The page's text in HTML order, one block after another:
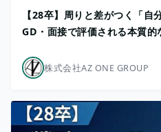
【28卒】周りと差がつく「自
GD・面接で評価される本質的
株式会社AZ ONE GROUP